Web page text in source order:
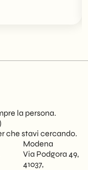
la persona.
che stavi cercando.
Modena
Via Podgora 49,
41037,